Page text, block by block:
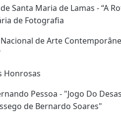
Santa Maria de Lamas - “A
de Fotografia
de Arte
Honrosas
Pessoa - "Jogo Do
de Bernardo Soares"